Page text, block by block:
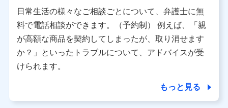
データ憲章」に定める行動原則を順守します 。
※ パーソナルデータダッシュボードの「第三者提供の管
理」の設定状態にかかわらず、共同利用する場合がありま
※ dポイントクラブ会員ではないお客さま（2019年12月11
日以降、一度もdポイントクラブ会員であったことがないお
個人データは、こちら の利用目的の範囲内に限って共同利
用します。
日常生活の様々なご相談ごとについて、弁護士に無
料で電話相談ができます。（予約制） 例えば、「親
が高額な商品を契約してしまったが、取り消せます
か？」といったトラブルについて、アドバイスが受
けられます。
もっと見る